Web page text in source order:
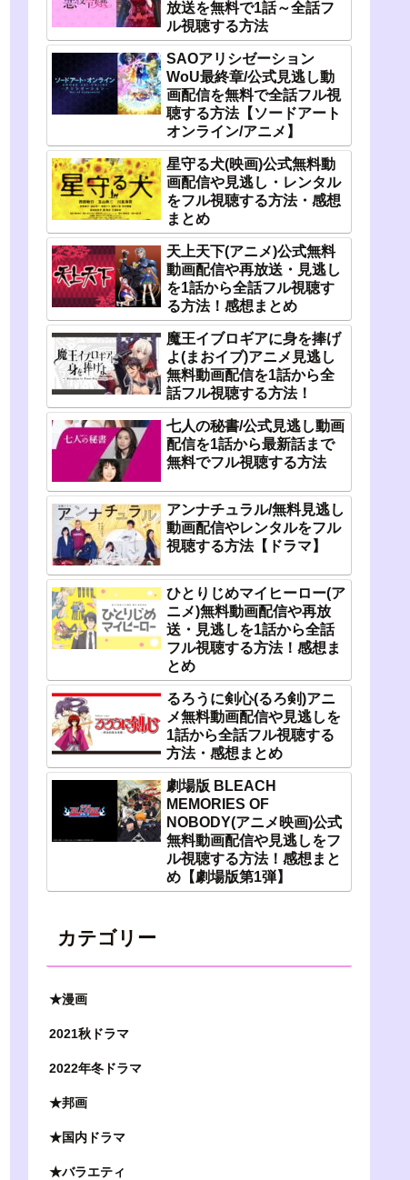
放送を無料で1話～全話フ
ル視聴する方法
SAOアリシゼーション
WoU最終章/公式見逃し動
画配信を無料で全話フル視
聴する方法【ソードアート
オンライン/アニメ】
星守る犬(映画)公式無料動
画配信や見逃し・レンタル
をフル視聴する方法・感想
まとめ
天上天下(アニメ)公式無料
動画配信や再放送・見逃し
を1話から全話フル視聴す
る方法！感想まとめ
魔王イブロギアに身を捧げ
よ(まおイブ)アニメ見逃し
無料動画配信を1話から全
話フル視聴する方法！
七人の秘書/公式見逃し動画
配信を1話から最新話まで
無料でフル視聴する方法
アンナチュラル/無料見逃し
動画配信やレンタルをフル
視聴する方法【ドラマ】
ひとりじめマイヒーロー(ア
ニメ)無料動画配信や再放
送・見逃しを1話から全話
フル視聴する方法！感想ま
とめ
るろうに剣心(るろ剣)アニ
メ無料動画配信や見逃しを
1話から全話フル視聴する
方法・感想まとめ
劇場版 BLEACH
MEMORIES OF
NOBODY(アニメ映画)公式
無料動画配信や見逃しをフ
ル視聴する方法！感想まと
め【劇場版第1弾】
カテゴリー
★漫画
2021秋ドラマ
2022年冬ドラマ
★邦画
★国内ドラマ
★バラエティ